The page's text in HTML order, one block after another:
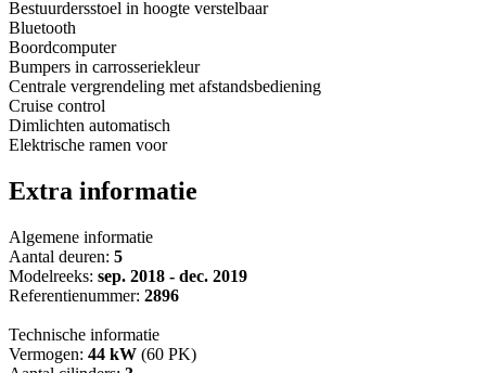
Bestuurdersstoel in hoogte verstelbaar
Bluetooth
Boordcomputer
Bumpers in carrosseriekleur
Centrale vergrendeling met afstandsbediening
Cruise control
Dimlichten automatisch
Elektrische ramen voor
Extra informatie
Algemene informatie
Aantal deuren: 5
Modelreeks: sep. 2018 - dec. 2019
Referentienummer: 2896
Technische informatie
Vermogen: 44 kW (60 PK)